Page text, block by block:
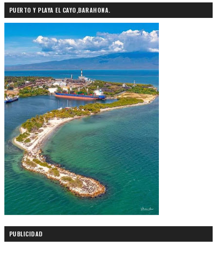
PUERTO Y PLAYA EL CAYO,BARAHONA.
PUBLICIDAD